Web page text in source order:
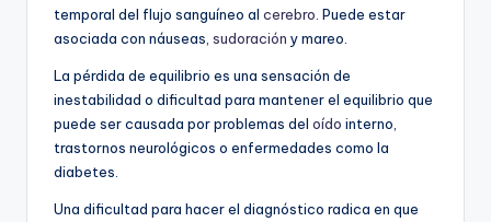
temporal del flujo sanguíneo al cerebro . Puede estar
asociada con náuseas, sudoración y mareo.
La pérdida de equilibrio es una sensación de
inestabilidad o dificultad para mantener el equilibrio que
puede ser causada por problemas del oído interno,
trastornos neurológicos o enfermedades como la
diabetes.
Una dificultad para hacer el diagnóstico radica en que